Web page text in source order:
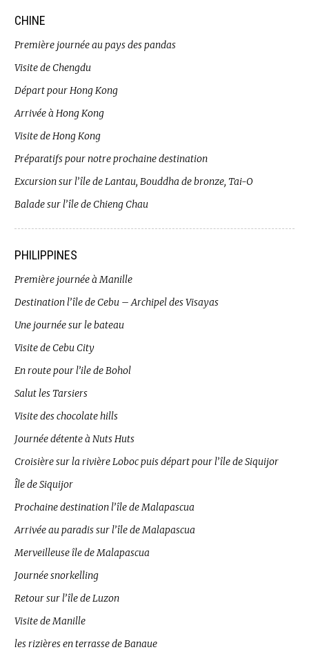
CHINE
Première journée au pays des pandas
Visite de Chengdu
Départ pour Hong Kong
Arrivée à Hong Kong
Visite de Hong Kong
Préparatifs pour notre prochaine destination
Excursion sur l’île de Lantau, Bouddha de bronze, Tai-O
Balade sur l’île de Chieng Chau
PHILIPPINES
Première journée à Manille
Destination l’île de Cebu – Archipel des Visayas
Une journée sur le bateau
Visite de Cebu City
En route pour l’ile de Bohol
Salut les Tarsiers
Visite des chocolate hills
Journée détente à Nuts Huts
Croisière sur la rivière Loboc puis départ pour l’île de Siquijor
Île de Siquijor
Prochaine destination l’île de Malapascua
Arrivée au paradis sur l’île de Malapascua
Merveilleuse île de Malapascua
Journée snorkelling
Retour sur l’île de Luzon
Visite de Manille
les rizières en terrasse de Banaue